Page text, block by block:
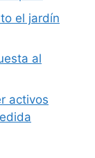
el jardín
al
activos